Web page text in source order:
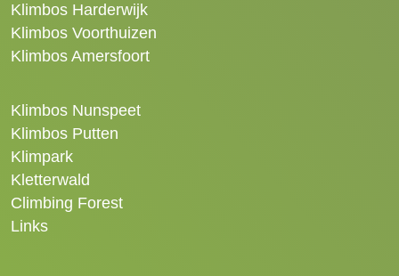
Klimbos Harderwijk
Klimbos Voorthuizen
Klimbos Amersfoort
Klimbos Nunspeet
Klimbos Putten
Klimpark
Kletterwald
Climbing Forest
Links